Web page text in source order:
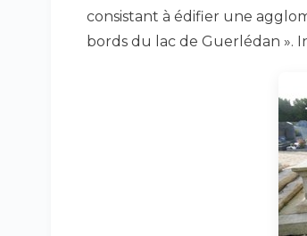
consistant à édifier une
bords du lac de Guerlédan ».